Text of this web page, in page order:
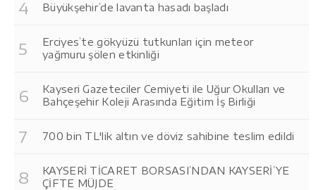
Büyükşehir’de lavanta hasadı başladı
Erciyes’te gökyüzü tutkunları için meteor
yağmuru şölen etkinliği
Kayseri Gazeteciler Cemiyeti ile Uğur Okulları ve
Bahçeşehir Koleji Arasında Eğitim İş Birliği
700 bin TL'lik altın ve döviz sahibine teslim edildi
KAYSERİ TİCARET BORSASI’NDAN KAYSERİ’YE
ÇİFTE MÜJDE